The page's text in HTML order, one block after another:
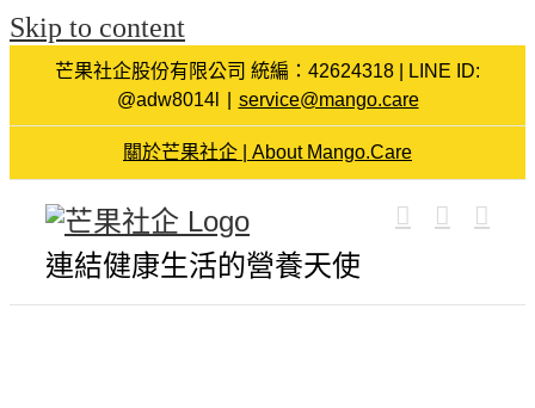
Skip to content
芒果社企股份有限公司 統編：42624318 | LINE ID:
@adw8014l
service@mango.care
關於芒果社企 | About Mango.Care
連結健康生活的營養天使